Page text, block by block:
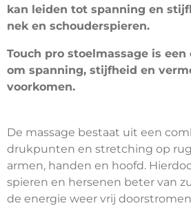
kan leiden tot spanning en
nek en schouderspieren.
Touch pro stoelmassage is
om spanning, stijfheid en
voorkomen.
De massage bestaat uit een
drukpunten en stretching op
armen, handen en hoofd.
spieren en hersenen beter van
de energie weer vrij